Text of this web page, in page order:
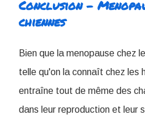
Conclusion -
chiennes
Bien que la menopause chez
telle qu'on la connaît chez les
entraîne tout de même des
dans leur reproduction et leur